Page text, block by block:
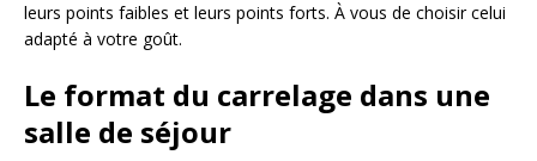
leurs points faibles et leurs points forts. À vous de choisir celui
adapté à votre goût.
Le format du carrelage dans une
salle de séjour